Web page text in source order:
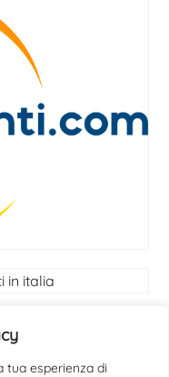
tua esperienza di
in italia
celebrante